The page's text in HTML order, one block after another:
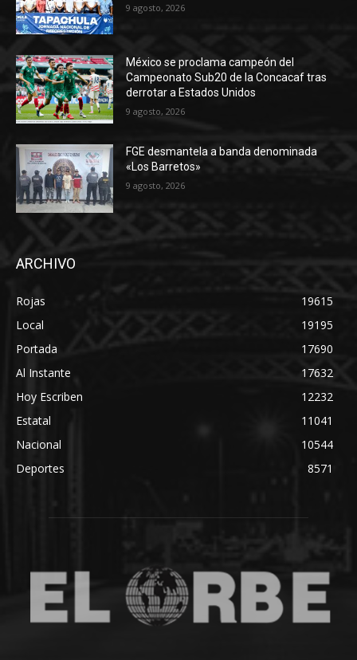
9 agosto, 2026
México se proclama campeón del
Campeonato Sub20 de la Concacaf tras
derrotar a Estados Unidos
9 agosto, 2026
FGE desmantela a banda denominada
«Los Barretos»
9 agosto, 2026
ARCHIVO
Rojas
19615
Local
19195
Portada
17690
Al Instante
17632
Hoy Escriben
12232
Estatal
11041
Nacional
10544
Deportes
8571